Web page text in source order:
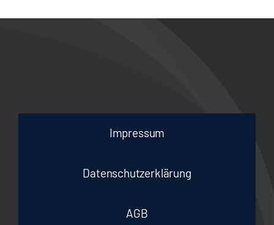
Impressum
Datenschutzerklärung
AGB